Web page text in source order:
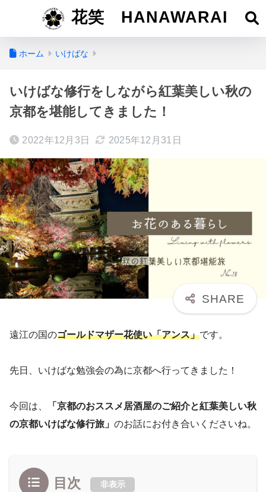
花笑 HANAWARAI
ホーム いけばな
いけばな修行をしながら紅葉美しい秋の
京都を堪能してきました！
2022年12月3日 2025年12月31日
遠江の国のゴールドマザー花使い「アンス」です。
先日、いけばな勉強会の為に京都へ行ってきました！
今回は、
「京都のおススメ居酒屋のご紹介と紅葉美しい秋
の京都いけばな修行旅」 のお話にお付き合いくださいね。
目次 非表示